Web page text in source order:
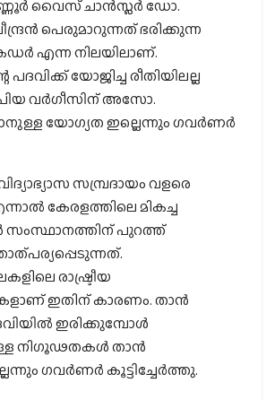
കണ്ണൂര്‍ വൈസ് ചാന്‍സ്ലര്‍ ഡോ.
പെരുമാറുന്നത് ഭരിക്കുന്ന
എന്ന നിലയിലാണ്.
പദവിക്ക് യോജിച്ച രീതിയിലല്ല
വര്‍ഗീസിന് അസോ.
യോഗ്യത ഇല്ലെന്നും ഗവര്‍ണര്‍
സമ്പ്രദായം വളരെ
കേരളത്തിലെ മികച്ച
സംസ്ഥാനത്തിന് പുറത്ത്
രാഷ്ട്രീയ
ഇതിന് കാരണം. താന്‍
ഇരിക്കുമ്പോള്‍
നിഗൂഢതകള്‍ താന്‍
ഗവര്‍ണര്‍ കൂട്ടിച്ചേര്‍ത്തു.